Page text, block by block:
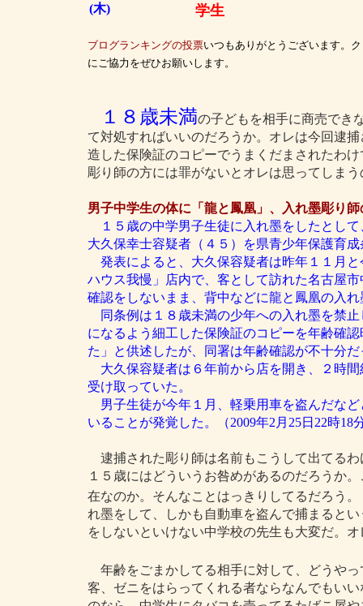
(木)
学生
ブログランキングの投票いつもありがとうございます。
にご協力をぜひお願いします。
１８歳未満の子どもを相手に商売でき
て対処すればいいのだろうか。オレは今回逮
造した保険証のコピーでうまくだまされたわ
彫り師の方には罪がないとオレは思ってしま
男子中学生の体に「龍と鳳凰」、入れ墨彫り師
１５歳の中学男子生徒に入れ墨をしたとし
大久保幸士容疑者（４５）を県青少年保護育
発表によると、大久保容疑者は昨年１１月
ハウス我慢」店内で、客として訪れた名古屋
確認をしないまま、背中などに龍と鳳凰の入
同条例は１８歳未満の少年への入れ墨を禁
になるよう細工した保険証のコピーを年齢確
た」と供述したが、同署は年齢確認が不十分
大久保容疑者は６年前から店を開き、２時
受け取っていた。
男子生徒が今年１月、軽乗用車を盗んだな
いることが発覚した。（2009年2月25日22時18
逮捕された彫り師は名前もこうして出てる
１５歳にはどういうお咎めがあるのだろうか
在なのか。そんなことはっきりしてるだろう
れ墨をして、しかも自動車を盗んで捕まると
をしないといけない中学校の先生も大変だ。
年齢をごまかしてる相手に対して、どうや
客、ゼニをはらってくれる者ならなんでもい